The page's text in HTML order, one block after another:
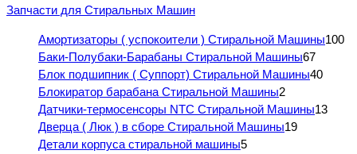
Запчасти для Стиральных Машин
Амортизаторы ( успокоители ) Стиральной Машины100
Баки-Полубаки-Барабаны Стиральной Машины67
Блок подшипник ( Суппорт) Стиральной Машины40
Блокиратор барабана Стиральной Машины2
Датчики-термосенсоры NTC Стиральной Машины13
Дверца ( Люк ) в сборе Стиральной Машины19
Детали корпуса стиральной машины5